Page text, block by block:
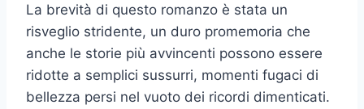
La brevità di questo romanzo è stata un
risveglio stridente, un duro promemoria che
anche le storie più avvincenti possono essere
ridotte a semplici sussurri, momenti fugaci di
bellezza persi nel vuoto dei ricordi dimenticati.